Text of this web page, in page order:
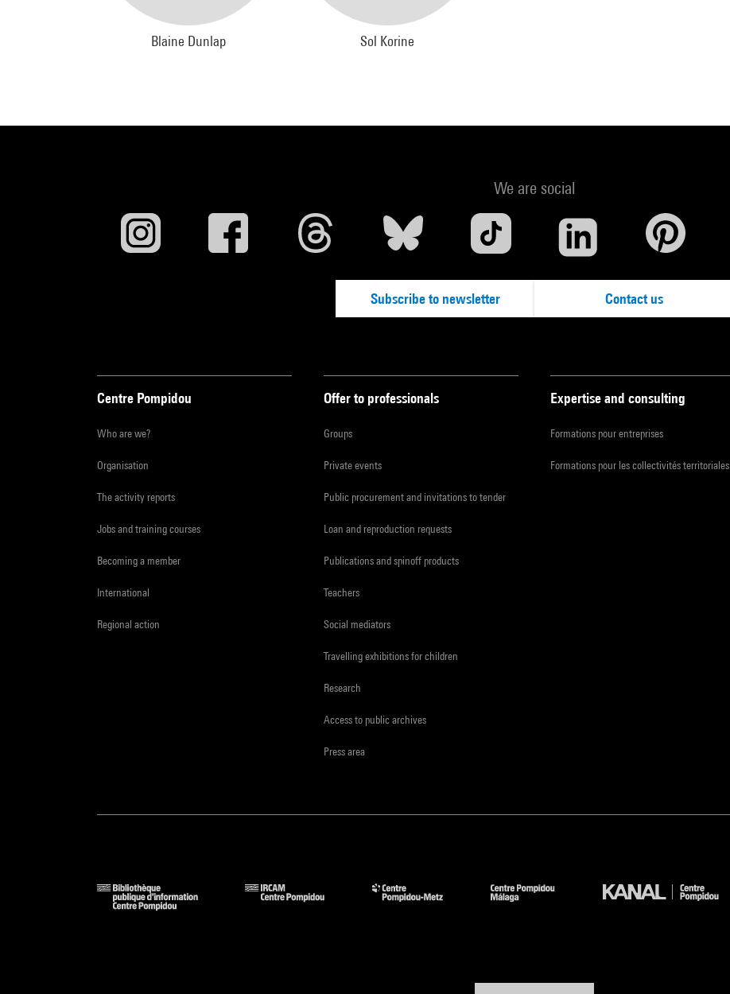
Blaine Dunlap Sol Korine
We are social
Subscribe to newsletter Contact us
Centre Pompidou
Who are we?
Organisation
The activity reports
Jobs and training courses
Becoming a member
International
Regional action
Offer to professionals
Groups
Private events
Public procurement and invitations to tender
Loan and reproduction requests
Publications and spinoff products
Teachers
Social mediators
Travelling exhibitions for children
Research
Access to public archives
Press area
Expertise and consulting
Formations pour entreprises
Formations pour les collectivités territoriales